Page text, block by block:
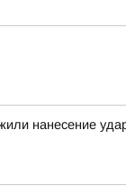
нанесение